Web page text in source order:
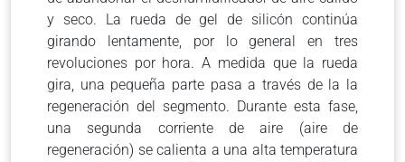
y seco. La rueda de gel de silicón continúa
girando lentamente, por lo general en tres
revoluciones por hora. A medida que la rueda
gira, una pequeña parte pasa a través de la la
regeneración del segmento. Durante esta fase,
una segunda corriente de aire (aire de
regeneración) se calienta a una alta temperatura